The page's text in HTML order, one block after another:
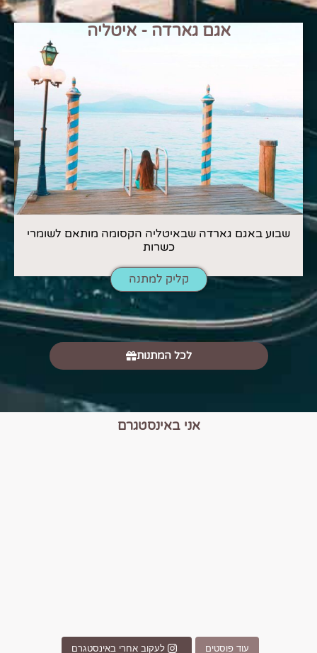
אגם גארדה - איטליה
שבוע באגם גארדה שבאיטליה הקסומה מותאם לשומרי
כשרות
קליק למתנה
לכל המתנות
אני באינסטגרם
עוד פוסטים לעקוב אחרי באינסטגרם